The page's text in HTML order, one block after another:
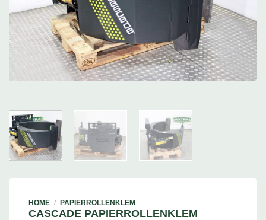
HOME / PAPIERROLLENKLEM
CASCADE PAPIERROLLENKLEM